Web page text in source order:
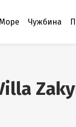
Море Чужбина